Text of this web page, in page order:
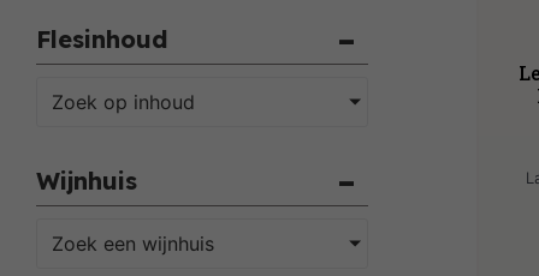
Flesinhoud
Zoek op inhoud
Wijnhuis
Zoek een wijnhuis